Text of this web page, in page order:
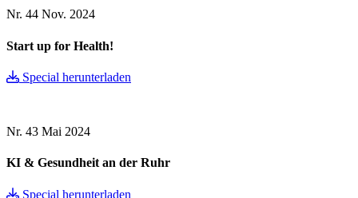
Nr. 44 Nov. 2024
Start up for Health!
Special herunterladen
Nr. 43 Mai 2024
KI & Gesundheit an der Ruhr
Special herunterladen